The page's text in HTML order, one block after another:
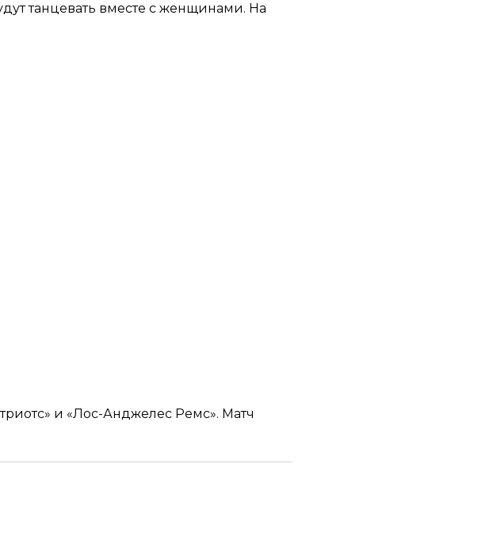
танцевать вместе с женщинами. На
и «Лос-Анджелес Ремс». Матч